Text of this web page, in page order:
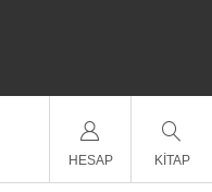
HESAP KITAP